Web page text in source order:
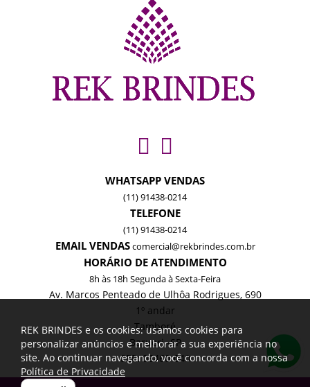
WHATSAPP VENDAS
(11) 91438-0214
TELEFONE
(11) 91438-0214
EMAIL VENDAScomercial@rekbrindes.com.br
HORÁRIO DE ATENDIMENTO
8h às 18h Segunda à Sexta-Feira
Av. Marcos Penteado de Ulhôa Rodrigues, 690
1º andar
Tamboré
Barueri -SP
CEP: 06460-040
REK BRINDES e os cookies: usamos cookies para
personalizar anúncios e melhorar a sua experiência no
site. Ao continuar navegando, você concorda com a nossa
Política de Privacidade